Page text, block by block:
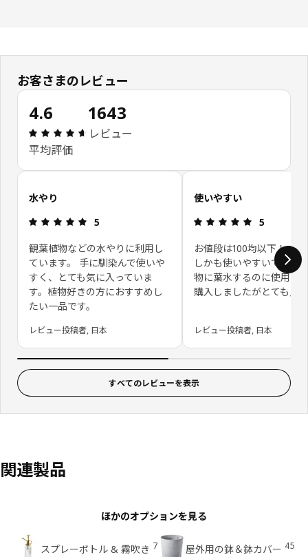
お客さまのレビュー
4.6
レビュー: 4.6 5 星の数 総レビュー: 1643
平均評価
1643
レビュー
お客さまレビューをスキップ
水やり
レビュー: 5 5 星の数
5
観葉植物などの水やりに利用し
ています。 手に馴染んで使いや
すく、とても気に入っていま
す。植物好きの方におすすめし
たい一品です。
レビュー投稿者, 日本
使いやすい
レビュー: 5
5
お値段は100均以下！すご
しかも使いやすいです。
物に葉水するのに使用し
購入しましたがとても良
レビュー投稿者, 日本
すべてのレビューを表示
関連製品
ほかのオプションを見る
スプレーボトル & 霧吹き 7 屋外用の鉢＆鉢カバー 45